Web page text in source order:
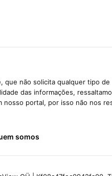
não solicita qualquer tipo
das informações,
portal, por isso não nos
somos